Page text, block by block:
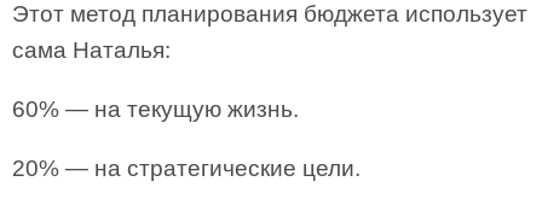
Этот метод планирования бюджета использует
сама Наталья:
60% — на текущую жизнь.
20% — на стратегические цели.